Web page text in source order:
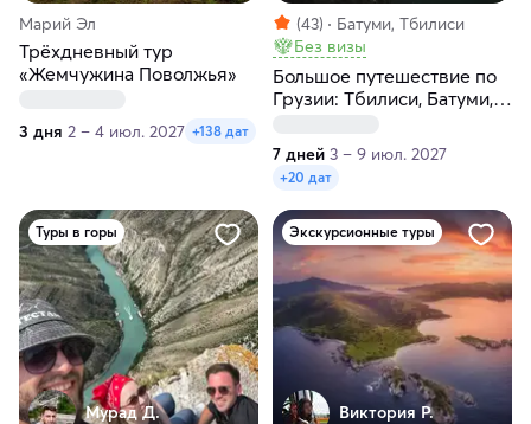
Марий Эл
Трёхдневный тур
«Жемчужина Поволжья»
3 дня 2 – 4 июл. 2027 +138 дат
(43)
Батуми, Тбилиси
Без визы
Большое путешествие по
Грузии: Тбилиси, Батуми,
мини-группе
7 дней 3 – 9 июл. 2027
+20 дат
Туры в горы
Мурад Д.
Экскурсионные туры
Виктория Р.